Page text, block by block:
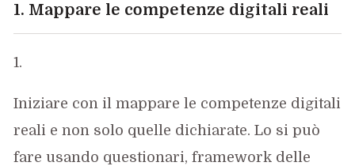
1. Mappare le competenze digitali reali
Iniziare con il mappare le competenze digitali
reali e non solo quelle dichiarate. Lo si può
fare usando questionari, framework delle